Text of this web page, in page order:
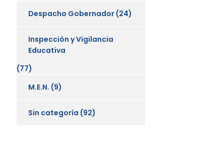
Despacho Gobernador (24)
Inspección y Vigilancia
Educativa
(77)
M.E.N. (9)
Sin categoría (92)